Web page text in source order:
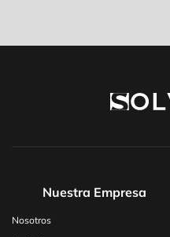
Nuestra Empresa
Nosotros